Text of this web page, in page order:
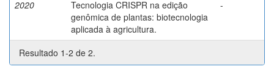
2020
Tecnologia CRISPR na edição
genômica de plantas: biotecnologia
aplicada à agricultura.
-
Resultado 1-2 de 2.